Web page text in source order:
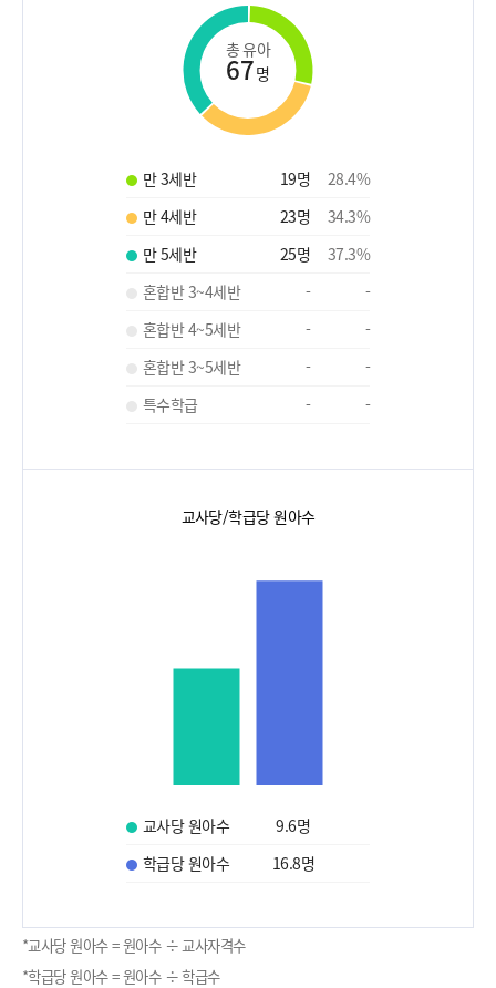
총 유아
67명
만 3세반 19명 28.4%
만 4세반
23명 34.3%
만 5세반
25명 37.3%
혼합반 3~4세반
-
-
혼합반 4~5세반
-
-
혼합반 3~5세반
-
-
특수학급
- -
교사당/학급당 원아수
교사당 원아수 9.6명
학급당 원아수
16.8명
*교사당 원아수 = 원아수 ÷ 교사자격수
*학급당 원아수 = 원아수 ÷ 학급수